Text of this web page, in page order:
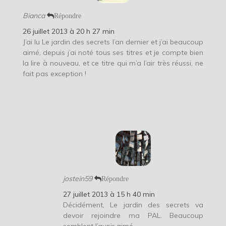
Bianca Répondre
26 juillet 2013 à 20 h 27 min
J’ai lu Le jardin des secrets l’an dernier et j’ai beaucoup
aimé, depuis j’ai noté tous ses titres et je compte bien
la lire à nouveau, et ce titre qui m’a l’air très réussi, ne
fait pas exception !
jostein59 Répondre
27 juillet 2013 à 15 h 40 min
Décidément, Le jardin des secrets va
devoir rejoindre ma PAL. Beaucoup